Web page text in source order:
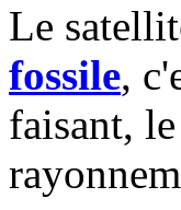
Le
fossile,
faisant,